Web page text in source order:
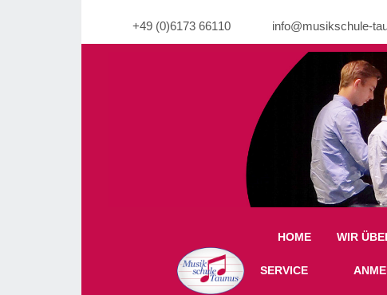
+49 (0)6173 66110 info@musikschule-
Warning: Undefined property: stdClass::$imglink in
Off-Canvas Toggle
HOME WIR
SERVICE